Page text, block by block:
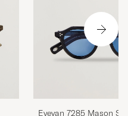
Eyevan 7285 Mason